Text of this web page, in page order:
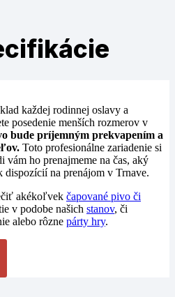
každej rodinnej oslavy a
posedenie menších rozmerov v
bude príjemným prekvapením a
Toto profesionálne zariadenie si
vám ho prenajmeme na čas, aký
na prenájom v Trnave.
akékoľvek čapované pivo či
v podobe našich stanov, či
alebo rôzne párty hry.